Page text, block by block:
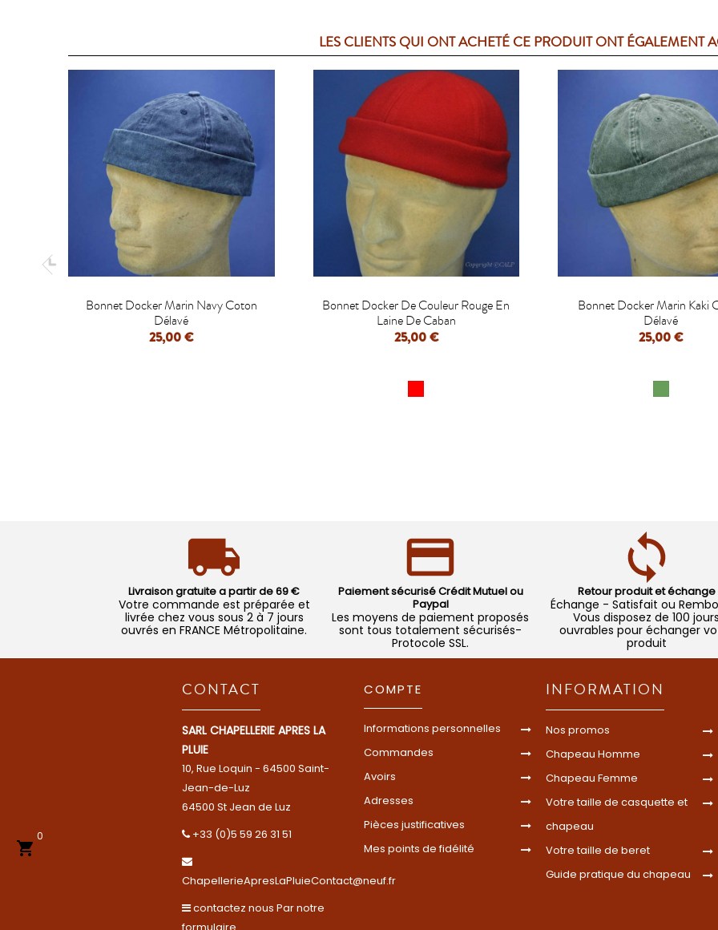
LES CLIENTS QUI ONT ACHETÉ CE PRODUIT ONT ÉGALEMENT

Bonnet Docker Marin Navy Coton
Délavé
25,00 €
APERÇU RAPIDE

Bonnet Docker De Couleur Rouge En
Laine De Caban
25,00 €
APERÇU RAPIDE

Bonnet Docker Marin Kaki
Délavé
25,00 €
APERÇU RAPIDE
Livraison gratuite a partir de 69 €
Votre commande est préparée et
livrée chez vous sous 2 à 7 jours
ouvrés en FRANCE Métropolitaine.
Paiement sécurisé Crédit Mutuel ou
Paypal
Les moyens de paiement proposés
sont tous totalement sécurisés-
Protocole SSL.
Retour produit et échange
Échange - Satisfait ou
Vous disposez de 100 jours
ouvrables pour échanger
produit
CONTACT
SARL CHAPELLERIE APRES LA
PLUIE
10, Rue Loquin - 64500 Saint-
Jean-de-Luz
64500 St Jean de Luz
+33 (0)5 59 26 31 51
ChapellerieApresLaPluieContact@neuf.fr
contactez nous Par notre
COMPTE
Informations personnelles
Commandes
Avoirs
Adresses
Pièces justificatives
Mes points de fidélité
INFORMATION
Nos promos
Chapeau Homme
Chapeau Femme
Votre taille de casquette et
chapeau
Votre taille de beret
Guide pratique du chapeau

0